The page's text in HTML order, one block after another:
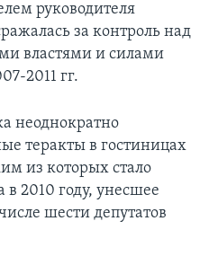
руководителя
за контроль над
властями и силами
2011 гг.
неоднократно
теракты в гостиницах
из которых стало
в 2010 году, унесшее
шести депутатов